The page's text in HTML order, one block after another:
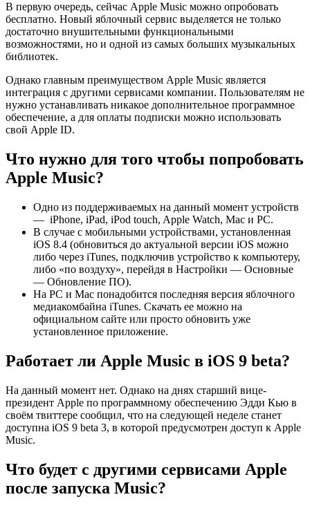
В первую очередь, сейчас Apple Music можно опробовать
бесплатно. Новый яблочный сервис выделяется не только
достаточно внушительными функциональными
возможностями, но и одной из самых больших музыкальных
библиотек.
Однако главным преимуществом Apple Music является
интеграция с другими сервисами компании. Пользователям не
нужно устанавливать никакое дополнительное программное
обеспечение, а для оплаты подписки можно использовать
свой Apple ID.
Что нужно для того чтобы попробовать
Apple Music?
Одно из поддерживаемых на данный момент устройств
— iPhone, iPad, iPod touch, Apple Watch, Mac и PC.
В случае с мобильными устройствами, установленная
iOS 8.4 (обновиться до актуальной версии iOS можно
либо через iTunes, подключив устройство к компьютеру,
либо «по воздуху», перейдя в Настройки — Основные
— Обновление ПО).
На PC и Mac понадобится последняя версия яблочного
медиакомбайна iTunes. Скачать ее можно на
официальном сайте или просто обновить уже
установленное приложение.
Работает ли Apple Music в iOS 9 beta?
На данный момент нет. Однако на днях старший вице-
президент Apple по программному обеспечению Эдди Кью в
своём твиттере сообщил, что на следующей неделе станет
доступна iOS 9 beta 3, в которой предусмотрен доступ к Apple
Music.
Что будет с другими сервисами Apple
после запуска Music?